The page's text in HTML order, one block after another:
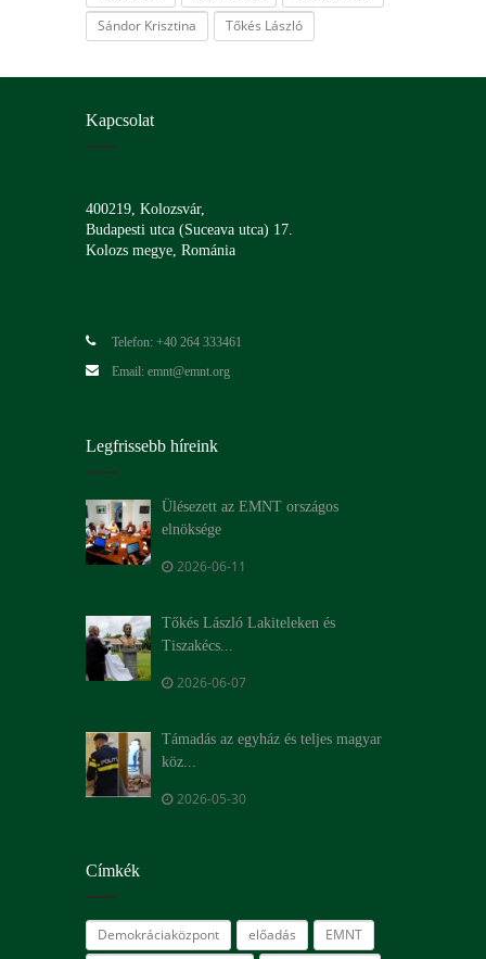
Sándor Krisztina
Tőkés László
Kapcsolat
400219, Kolozsvár,
Budapesti utca (Suceava utca) 17.
Kolozs megye, Románia
Telefon: +40 264 333461
Email: emnt@emnt.org
Legfrissebb híreink
Ülésezett az EMNT országos
elnöksége
2026-06-11
Tőkés László Lakiteleken és
Tiszakécs...
2026-06-07
Támadás az egyház és teljes magyar
köz...
2026-05-30
Címkék
Demokráciaközpont előadás EMNT